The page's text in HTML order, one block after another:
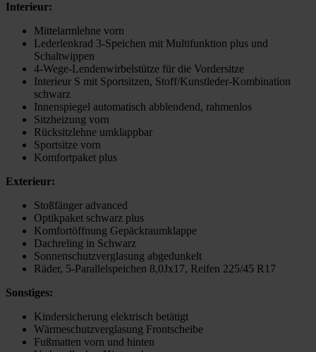
Interieur:
Mittelarmlehne vorn
Lederlenkrad 3-Speichen mit Multifunktion plus und
Schaltwippen
4-Wege-Lendenwirbelstütze für die Vordersitze
Interieur S mit Sportsitzen, Stoff/Kunstleder-Kombination
schwarz
Innenspiegel automatisch abblendend, rahmenlos
Sitzheizung vorn
Rücksitzlehne umklappbar
Sportsitze vorn
Komfortpaket plus
Exterieur:
Stoßfänger advanced
Optikpaket schwarz plus
Komfortöffnung Gepäckraumklappe
Dachreling in Schwarz
Sonnenschutzverglasung abgedunkelt
Räder, 5-Parallelspeichen 8,0Jx17, Reifen 225/45 R17
Sonstiges:
Kindersicherung elektrisch betätigt
Wärmeschutzverglasung Frontscheibe
Fußmatten vorn und hinten